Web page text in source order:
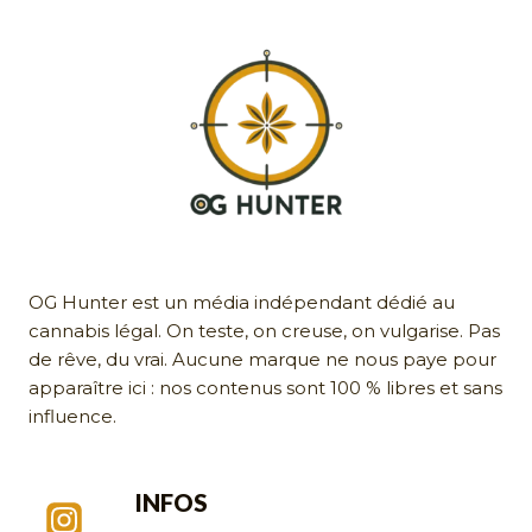
OG Hunter est un média indépendant dédié au
cannabis légal. On teste, on creuse, on vulgarise. Pas
de rêve, du vrai. Aucune marque ne nous paye pour
apparaître ici : nos contenus sont 100 % libres et sans
influence.
INFOS